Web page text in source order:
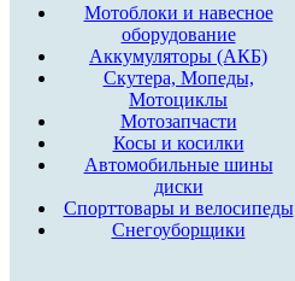
Мотоблоки и навесное
оборудование
Аккумуляторы (АКБ)
Скутера, Мопеды,
Мотоциклы
Мотозапчасти
Косы и косилки
Автомобильные шины
диски
Спорттовары и велосипеды
Снегоуборщики